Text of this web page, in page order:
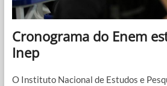
Cronograma do Enem
Inep
O Instituto Nacional de Estudos e